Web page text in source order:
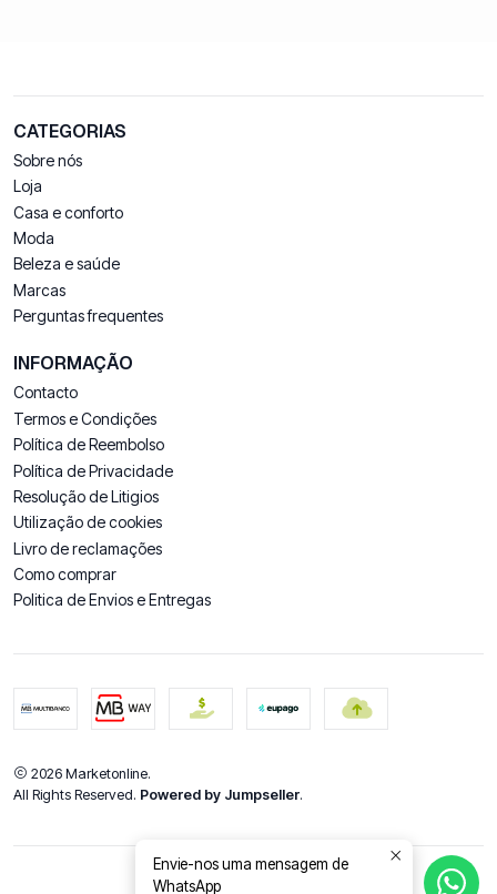
CATEGORIAS
Sobre nós
Loja
Casa e conforto
Moda
Beleza e saúde
Marcas
Perguntas frequentes
INFORMAÇÃO
Contacto
Termos e Condições
Política de Reembolso
Política de Privacidade
Resolução de Litigios
Utilização de cookies
Livro de reclamações
Como comprar
Politica de Envios e Entregas
2026 Marketonline.
All Rights Reserved. Powered by Jumpseller.
DE VOLTA AO TOPO
Envie-nos uma mensagem de
WhatsApp